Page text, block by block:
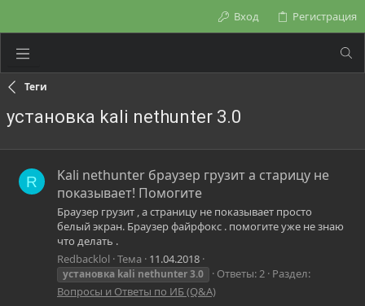
Вход Регистрация
Теги
установка kali nethunter 3.0
R
Kali nethunter браузер грузит а старицу не
показывает! Помогите
Браузер грузит , а страницу не показывает просто
белый экран. Браузер файрфокс . помогите уже не знаю
что делать .
Redbacklol Тема 11.04.2018
установка kali nethunter3.0 Ответы: 2 Раздел:
Вопросы и Ответы по ИБ (Q&A)